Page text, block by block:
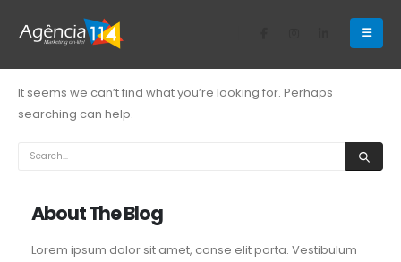
Nothing Found
It seems we can’t find what you’re looking for. Perhaps
searching can help.
About The Blog
Lorem ipsum dolor sit amet, conse elit porta. Vestibulum